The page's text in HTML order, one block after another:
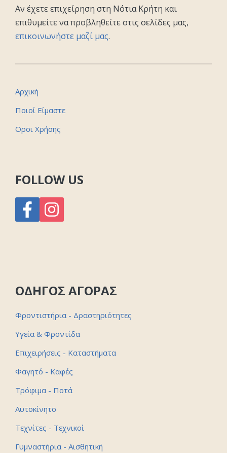
Αν έχετε επιχείρηση στη Νότια Κρήτη και
επιθυμείτε να προβληθείτε στις σελίδες μας,
επικοινωνήστε μαζί μας.
Αρχική
Ποιοί Είμαστε
Οροι Χρήσης
FOLLOW US
ΟΔΗΓΟΣ ΑΓΟΡΑΣ
Φροντιστήρια - Δραστηριότητες
Υγεία & Φροντίδα
Επιχειρήσεις - Καταστήματα
Φαγητό - Καφές
Τρόφιμα - Ποτά
Αυτοκίνητο
Τεχνίτες - Τεχνικοί
Γυμναστήρια - Αισθητική